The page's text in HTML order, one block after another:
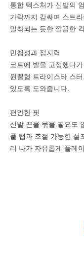
통합 텍스처가 신발의
가락까지 감싸며 스트
밀착되는 듯한 깔끔한
민첩성과 접지력
코트에 발을 고정했다
원뿔형 트라이스타 스
있도록 도와줍니다.
편안한 핏
신발 끈을 묶을 필요도
풀 탭과 조절 가능한 설
리 나가 자유롭게 플레